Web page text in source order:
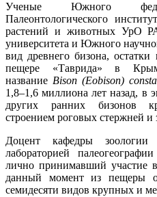
Ученые Южного
Палеонтологического
растений и животных УрО
университета и Южного
вид древнего бизона,
пещере «Таврида» в
название Bison (Eobison)
1,8–1,6 миллиона лет назад, в
других ранних бизонов
строением роговых стержней
Доцент кафедры
лабораторией
лично принимавший участие в
данный момент из пещеры
семидесяти видов крупных и